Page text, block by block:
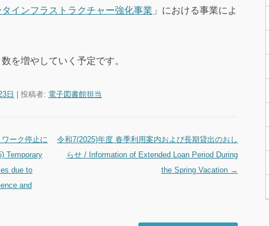
インフラストラクチャー強化事業 」における事業によ
を増やしていく予定です。
日 投稿者: 電子図書館担当
ーク停止に
Temporary
due to
and
令和7(2025)年度 春季利用案内および長期貸出のおし
らせ / Information of Extended Loan Period During
the Spring Vacation →